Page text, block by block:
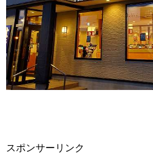
スポンサーリンク